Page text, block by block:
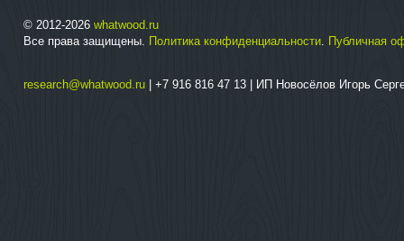
© 2012-2026 whatwood.ru
Все права защищены. Политика конфиденциальности. Публичная
research@whatwood.ru | +7 916 816 47 13 | ИП Новосёлов Игорь